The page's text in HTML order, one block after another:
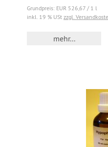
Grundpreis: EUR 526,67 / 1 l
inkl. 19 % USt zzgl.
mehr...